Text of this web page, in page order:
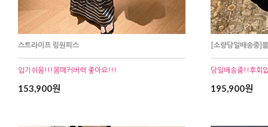
스트라이프 링원피스
입기쉬움!!!몸매커버력 좋아요!!!
153,900원
[소량당일배송중]
당일배송중!!후회
195,900원